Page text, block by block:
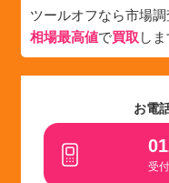
ツールオフなら市場
相場最高値で買取 しま
お電
受